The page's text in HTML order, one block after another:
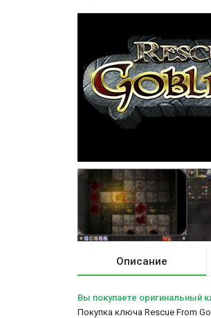
Описание
Вы покупаете оригинальный
Покупка ключа Rescue From